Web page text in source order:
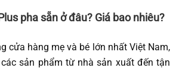
pha sẵn ở đâu? Giá bao nhiêu?
cửa hàng mẹ và bé lớn nhất Việt Nam,
sản phẩm từ nhà sản xuất đến tận